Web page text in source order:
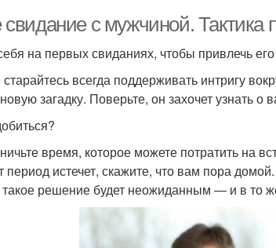
с мужчиной. Тактика
на первых свиданиях, чтобы привлечь
всегда поддерживать интригу
загадку. Поверьте, он захочет узнать о
время, которое можете потратить на
период истечет, скажите, что вам пора
решение будет неожиданным — и в то